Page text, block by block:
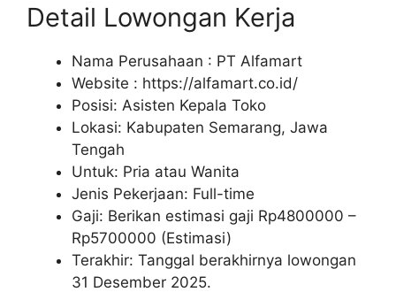
Detail Lowongan Kerja
Nama Perusahaan : PT Alfamart
Website : https://alfamart.co.id/
Posisi: Asisten Kepala Toko
Lokasi: Kabupaten Semarang, Jawa
Tengah
Untuk: Pria atau Wanita
Jenis Pekerjaan: Full-time
Gaji: Berikan estimasi gaji Rp4800000 –
Rp5700000 (Estimasi)
Terakhir: Tanggal berakhirnya lowongan
31 Desember 2025.